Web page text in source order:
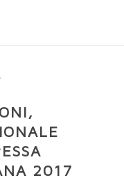
2017